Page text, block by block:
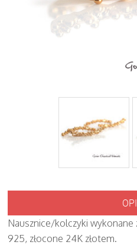
Nausznice/kolczyki wykonane
925, złocone 24K złotem.